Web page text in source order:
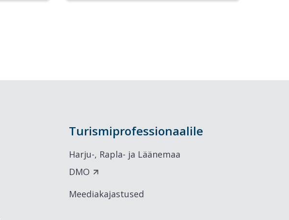
Turismiprofessionaalile
Harju-, Rapla- ja Läänemaa
DMO
Meediakajastused